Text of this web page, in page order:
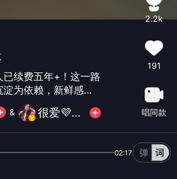
续费五年+！这一路
为依赖，新鲜感酿
当你永远的“偏爱供
浪漫与温柔～@无尽
& 很爱💜犀儿
2.2k
191
唱同款
02:17